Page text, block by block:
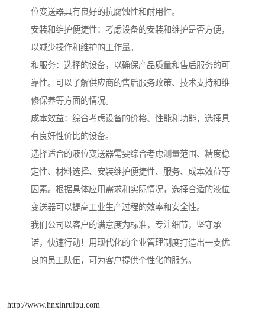
位变送器具有良好的抗腐蚀性和耐用性。
安装和维护便捷性：考虑设备的安装和维护是否方便，
以减少操作和维护的工作量。
和服务：选择的设备，以确保产品质量和售后服务的可
靠性。可以了解供应商的售后服务政策、技术支持和维
修保养等方面的情况。
成本效益：综合考虑设备的价格、性能和功能，选择具
有良好性价比的设备。
选择适合的液位变送器需要综合考虑测量范围、精度稳
定性、材料选择、安装维护便捷性、服务、成本效益等
因素。根据具体应用需求和实际情况，选择合适的液位
变送器可以提高工业生产过程的效率和安全性。
我们公司以客户的满意度为标准，专注细节，坚守承
诺，快速行动！用现代化的企业管理制度打造出一支优
良的员工队伍，可为客户提供个性化的服务。
http://www.hnxinruipu.com